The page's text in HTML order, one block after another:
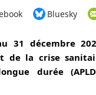
Bluesky
31 décembre
de la crise
durée